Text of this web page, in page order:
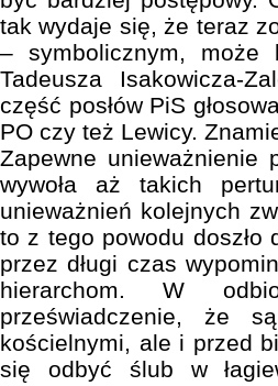
tak wydaje się, że teraz
– symbolicznym, może
Tadeusza Isakowicza-
część posłów PiS
PO czy też Lewicy.
Zapewne unieważnienie
wywoła aż takich
unieważnień kolejnych
to z tego powodu doszło
przez długi czas
hierarchom. W
przeświadczenie, że
kościelnymi, ale i przed
się odbyć ślub w